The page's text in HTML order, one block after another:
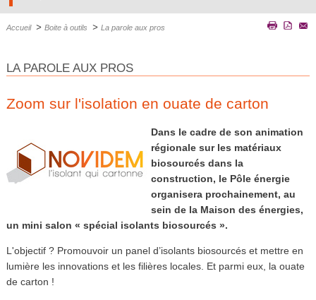
Accueil > Boite à outils > La parole aux pros
LA PAROLE AUX PROS
Zoom sur l'isolation en ouate de carton
Dans le cadre de son animation
régionale sur les matériaux
biosourcés dans la
construction, le Pôle énergie
organisera prochainement, au
sein de la Maison des énergies,
un mini salon « spécial isolants biosourcés ».
L'objectif ? Promouvoir un panel d’isolants biosourcés et mettre en
lumière les innovations et les filières locales. Et parmi eux, la ouate
de carton !